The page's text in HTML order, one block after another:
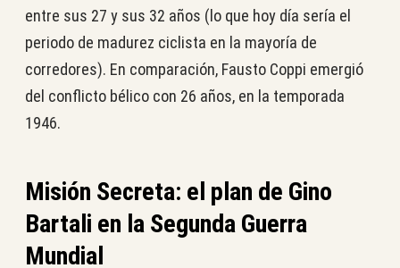
entre sus 27 y sus 32 años (lo que hoy día sería el
periodo de madurez ciclista en la mayoría de
corredores). En comparación, Fausto Coppi emergió
del conflicto bélico con 26 años, en la temporada
1946.
Misión Secreta: el plan de Gino
Bartali en la Segunda Guerra
Mundial